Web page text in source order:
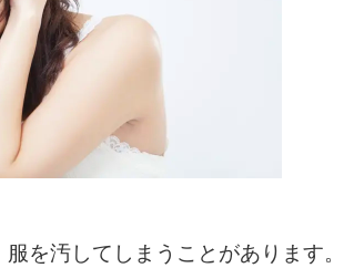
を汚してしまうことがあります。